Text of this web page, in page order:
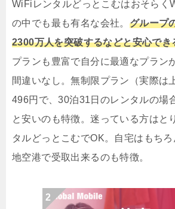
WiFiレンタルどっとこむはおそらく
の中でも最も有名な会社。 グループ
2300万人を突破するなどと安心でき
プランも豊富で自分に最適なプラン
間違いなし。無制限プラン（実際は
496円で、30泊31日のレンタルの場
と安いのも特徴。迷っている方はと
タルどっとこむでOK。自宅はもち
地空港で受取出来るのも特徴。